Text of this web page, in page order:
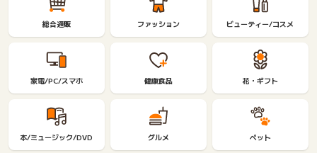
総合通販 ファッション ビューティー/コスメ
家電/PC/スマホ 健康食品 花・ギフト
本/ミュージック/DVD グルメ ペット